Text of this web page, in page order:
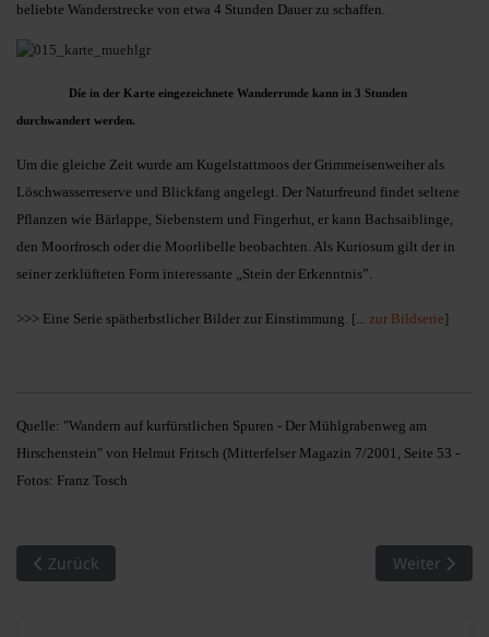
beliebte Wanderstrecke von etwa 4 Stunden Dauer zu schaffen.
Díe in der Karte eingezeichnete Wanderrunde kann in 3 Stunden
durchwandert werden.
Um die gleiche Zeit wurde am Kugelstattmoos der Grimmeisenweiher als
Löschwasserreserve und Blickfang angelegt. Der Naturfreund findet seltene
Pflanzen wie Bärlappe, Siebenstern und Fingerhut, er kann Bachsaiblinge,
den Moorfrosch oder die Moorlibelle beobachten. Als Kuriosum gilt der in
seiner zerklüfteten Form interessante „Stein der Erkenntnis”.
>>> Eine Serie spätherbstlicher Bilder zur Einstimmung. [... zur Bildserie]
Quelle: "Wandern auf kurfürstlichen Spuren - Der Mühlgrabenweg am
Hirschenstein" von Helmut Fritsch (Mitterfelser Magazin 7/2001, Seite 53 -
Fotos: Franz Tosch
Vorheriger Beitrag: Ödwieser Hüttenbuch-Einträge spiegeln
Zurück Nächster
Weiter